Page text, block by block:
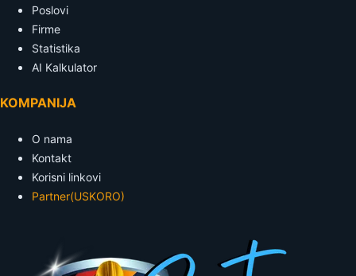
Poslovi
Firme
Statistika
AI Kalkulator
KOMPANIJA
O nama
Kontakt
Korisni linkovi
Partner(USKORO)